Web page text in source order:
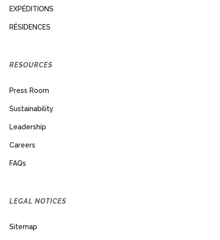
EXPÉDITIONS
RÉSIDENCES
RESOURCES
Press Room
Sustainability
Leadership
Careers
FAQs
LEGAL NOTICES
Sitemap